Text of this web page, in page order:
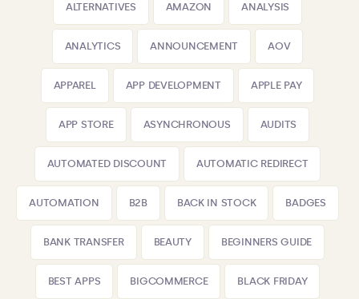
ALTERNATIVES AMAZON ANALYSIS
ANALYTICS ANNOUNCEMENT AOV
APPAREL APP DEVELOPMENT APPLE PAY
APP STORE ASYNCHRONOUS AUDITS
AUTOMATED DISCOUNT AUTOMATIC REDIRECT
AUTOMATION B2B BACK IN STOCK BADGES
BANK TRANSFER BEAUTY BEGINNERS GUIDE
BEST APPS BIGCOMMERCE BLACK FRIDAY